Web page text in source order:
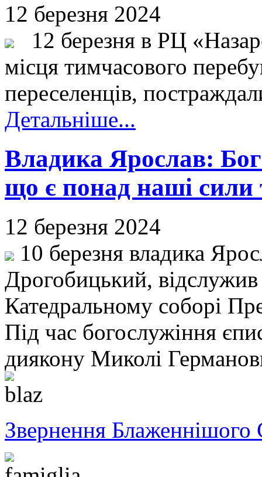
12 березня 2024
12 березня в РЦ
місця тимчасового
переселенців,
Детальніше...
Владика Ярослав: Бог
що є понад наші сили
12 березня 2024
10 березня владика
Дрогобицький,
Катедральному соборі
Під час богослужіння
диякону Миколі
Звернення Блаженнішого